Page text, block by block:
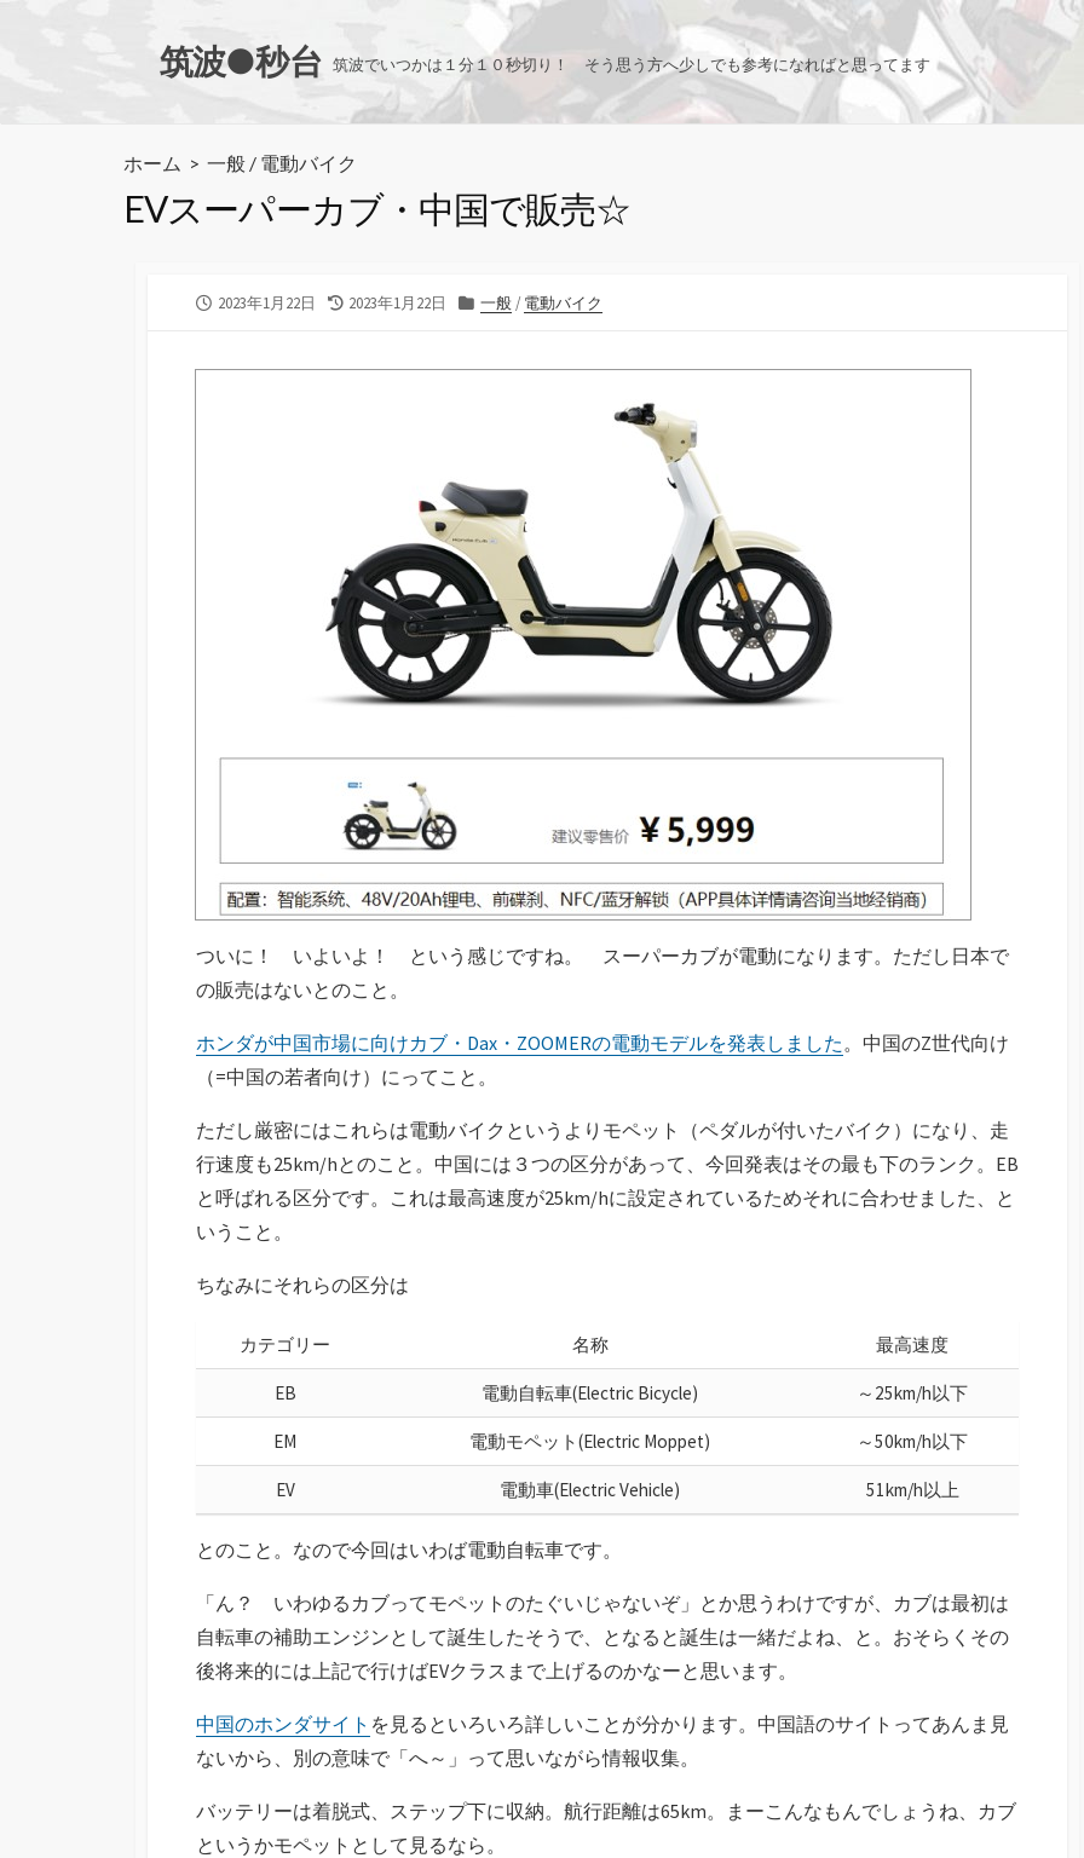
筑波●秒台 筑波でいつかは１分１０秒切り！ そう思う方へ少しでも参考になればと思ってます
ホーム > 一般 / 電動バイク
EVスーパーカブ・中国で販売☆
公
2023年1月22日
最
新
2023年1月22日
カ
リ
一般/電動バイク
ついに！ いよいよ！ という感じですね。 スーパーカブが電動になります。ただし日本で
の販売はないとのこと。
ホンダが中国市場に向けカブ・Dax・ZOOMERの電動モデルを発表しました 。中国のZ世代向け
（=中国の若者向け）にってこと。
ただし厳密にはこれらは電動バイクというよりモペット（ペダルが付いたバイク）になり、走
行速度も25km/hとのこと。中国には３つの区分があって、今回発表はその最も下のランク。EB
と呼ばれる区分です。これは最高速度が25km/hに設定されているためそれに合わせました、と
いうこと。
ちなみにそれらの区分は
カテゴリー 名称 最高速度
EB 電動自転車(Electric Bicycle) ～25km/h以下
EM 電動モペット(Electric Moppet) ～50km/h以下
EV 電動車(Electric Vehicle) 51km/h以上
とのこと。なので今回はいわば電動自転車です。
「ん？ いわゆるカブってモペットのたぐいじゃないぞ」とか思うわけですが、カブは最初は
自転車の補助エンジンとして誕生したそうで、となると誕生は一緒だよね、と。おそらくその
後将来的には上記で行けばEVクラスまで上げるのかなーと思います。
中国のホンダサイト を見るといろいろ詳しいことが分かります。中国語のサイトってあんま見
ないから、別の意味で「へ～」って思いながら情報収集。
バッテリーは着脱式、ステップ下に収納。航行距離は65km。まーこんなもんでしょうね、カブ
というかモペットとして見るなら。